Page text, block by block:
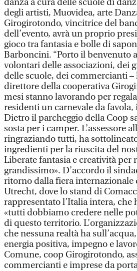
danza a cura delle scuole di
degli artisti, Muovidea, arte
Girogirotondo, vincitrice del
dell’evento, avrà un proprio
gioco tra fantasia e bolle di
Barboncini. “Porto il benvenuto
volontari delle associazioni, dei
delle scuole, dei commercianti –
direttore della cooperativa
mesi stanno lavorando per
residenti un carnevale da
Dietro il parcheggio della Coop
sosta per i camper. L’assessore
ringraziando tutti, ha
ingredienti per la riuscita del
Liberate fantasia e creatività per
grandissimo». D’accordo il
ritorno dalla fiera
Utrecht, dove lo stand di
rappresentato l’Italia intera, che
«tutti dobbiamo credere nelle
di questo territorio.
che nessuna realtà ha
energia positiva, impegno e
Comune, coop Girogirotondo,
commercianti e imprese da